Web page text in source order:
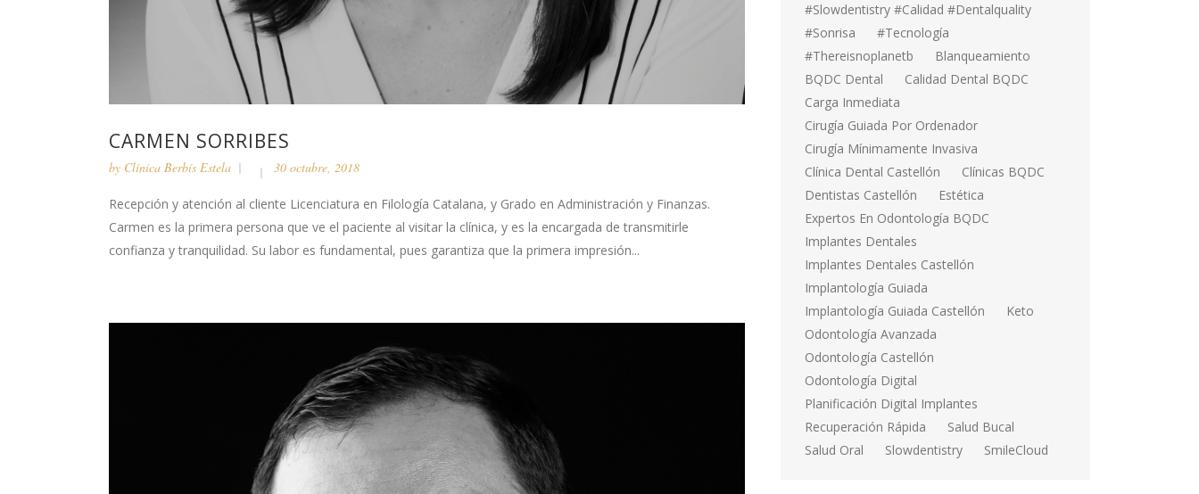
CARMEN SORRIBES
by Clínica Berbís Estela 30 octubre, 2018
Recepción y atención al cliente Licenciatura en Filología Catalana, y Grado en Administración y Finanzas.
Carmen es la primera persona que ve el paciente al visitar la clínica, y es la encargada de transmitirle
confianza y tranquilidad. Su labor es fundamental, pues garantiza que la primera impresión...
#Slowdentistry #calidad #dentalquality
#sonrisa
#tecnología
#thereisnoplanetb
Blanqueamiento
BQDC Dental
Calidad Dental BQDC
Carga Inmediata
Cirugía Guiada Por Ordenador
Cirugía Mínimamente Invasiva
Clínica Dental Castellón
Clínicas BQDC
Dentistas Castellón
Estética
Expertos En Odontología BQDC
Implantes Dentales
Implantes Dentales Castellón
Implantología Guiada
Implantología Guiada Castellón
Keto
Odontología Avanzada
Odontología Castellón
Odontología Digital
Planificación Digital Implantes
Recuperación Rápida
Salud Bucal
Salud Oral
Slowdentistry SmileCloud